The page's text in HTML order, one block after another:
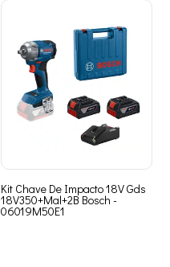
Kit Chave De Impacto 18V Gds
18V350+Mal+2B Bosch -
06019M50E1